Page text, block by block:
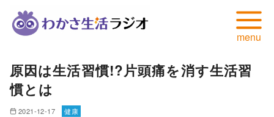
テ
原因は生活習慣!?片頭痛を消す生活習
慣とは
2021-12-17 健康